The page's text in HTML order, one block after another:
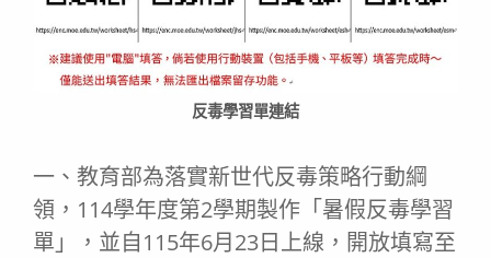
反毒學習單連結
一、教育部為落實新世代反毒策略行動綱
領，114學年度第2學期製作「暑假反毒學習
單」，並自115年6月23日上線，開放填寫至